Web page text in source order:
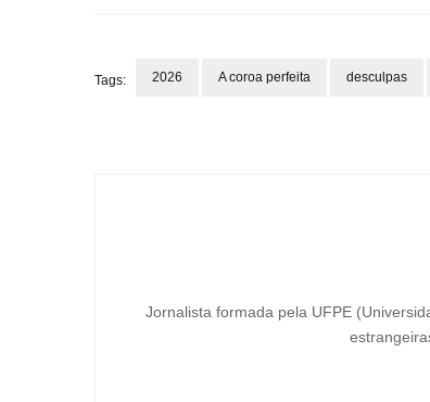
Tags: 2026 A coroa perfeita desculpas
Jornalista formada pela UFPE